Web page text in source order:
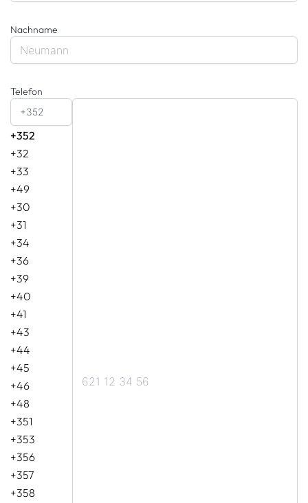
Nachname
Telefon
+352
+352
+32
+33
+49
+30
+31
+34
+36
+39
+40
+41
+43
+44
+45
+46
+48
+351
+353
+356
+357
+358